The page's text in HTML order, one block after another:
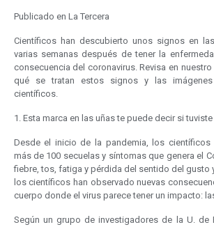
Publicado en La Tercera
Científicos han descubierto unos signos en
varias semanas después de tener la
consecuencia del coronavirus. Revisa en
qué se tratan estos signos y las
científicos.
1. Esta marca en las uñas te puede decir si tuviste
Desde el inicio de la pandemia, los científicos
más de 100 secuelas y síntomas que genera el
fiebre, tos, fatiga y pérdida del sentido del gusto
los científicos han observado nuevas
cuerpo donde el virus parece tener un impacto:
Según un grupo de investigadores de la U. de